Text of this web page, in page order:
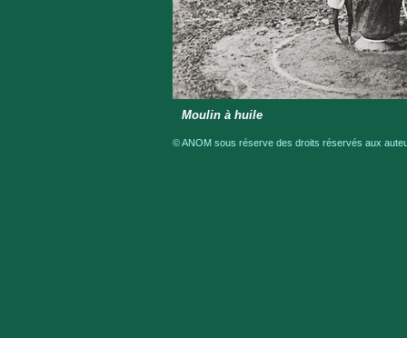
Moulin à huile
© ANOM sous réserve des droits réservés aux